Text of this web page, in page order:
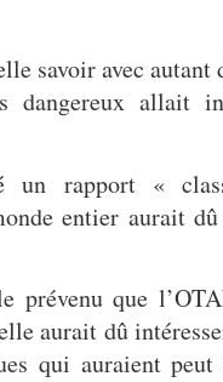
savoir avec autant
dangereux allait
un rapport «
entier aurait
prévenu que
aurait dû
qui auraient